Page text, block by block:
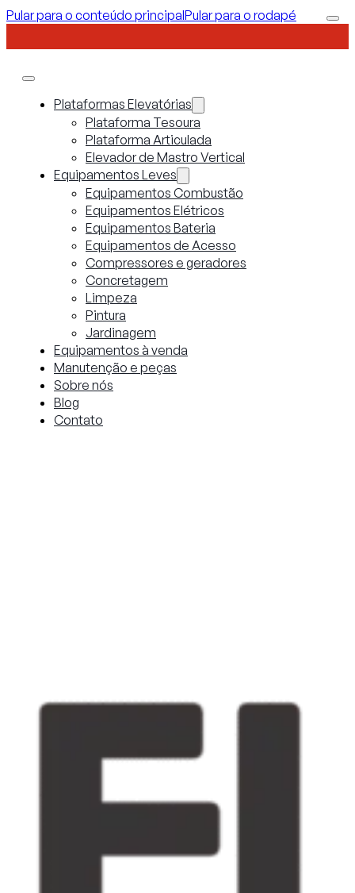
Pular para o conteúdo principalPular para o rodapé
Plataformas Elevatórias
Plataforma Tesoura
Plataforma Articulada
Elevador de Mastro Vertical
Equipamentos Leves
Equipamentos Combustão
Equipamentos Elétricos
Equipamentos Bateria
Equipamentos de Acesso
Compressores e geradores
Concretagem
Limpeza
Pintura
Jardinagem
Equipamentos à venda
Manutenção e peças
Sobre nós
Blog
Contato